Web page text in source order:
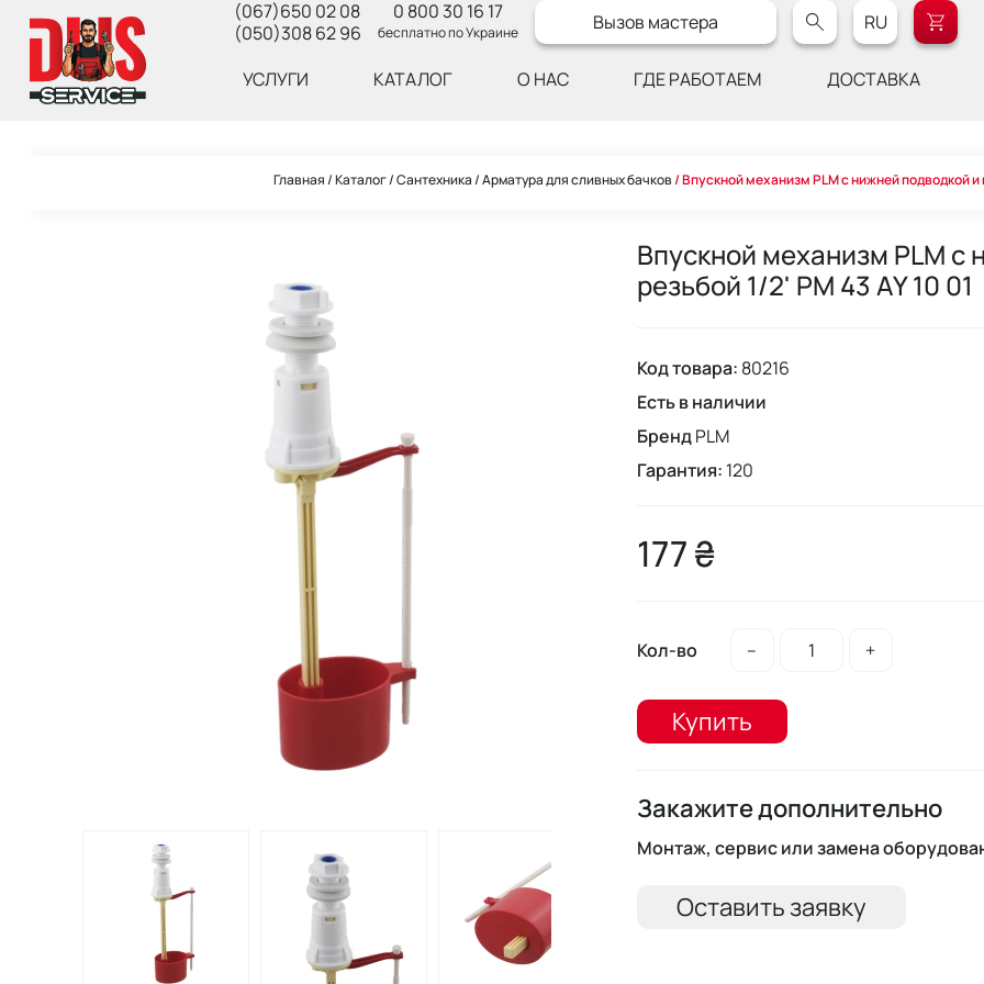
(067)650 02 08
(050)308 62 96
0 800 30 16 17
бесплатно по Украине Вызов мастера RU
УСЛУГИ КАТАЛОГ О НАС ГДЕ РАБОТАЕМ ДОСТАВКА
Главная Каталог Сантехника Арматура для сливных бачков Впускной механизм PLM с нижней подводкой и
Впускной механизм PLM с
резьбой 1/2' PM 43 AY 10 01
Код товара: 80216
Есть в наличии
Бренд PLM
Гарантия: 120
177 ₴
Кол-во – +
Купить
Закажите дополнительно
Монтаж, сервис или замена
Оставить заявку